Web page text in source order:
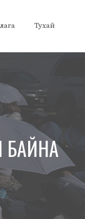
Тухай
БАЙНА